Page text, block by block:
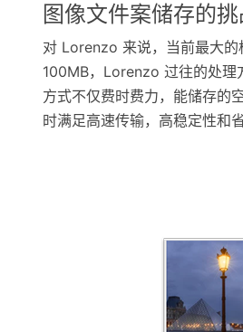
图像文件案储存的
对 Lorenzo 来说，当前最大
100MB，Lorenzo 过往的处理
方式不仅费时费力，能储存的
时满足高速传输，高稳定性和